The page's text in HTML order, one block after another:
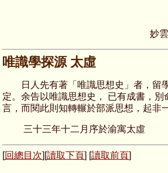
妙
唯識學探源 太虛
日人先有著「唯識思想史」者，留學
定。余告以唯識思想史， 已有成書，
言，而閱此則知轉輾於部派思想，起非
三十三年十二月序於渝寓太虛
[回總目次][讀取下頁] [讀取前頁]